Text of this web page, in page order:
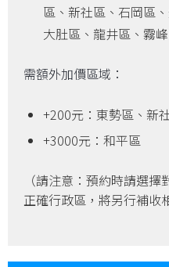
區、新社區、石岡區
大肚區、龍井區、霧
需額外加價區域：
+200元：東勢區、新
+3000元：和平區
（請注意：預約時請選
正確行政區，將另行補收